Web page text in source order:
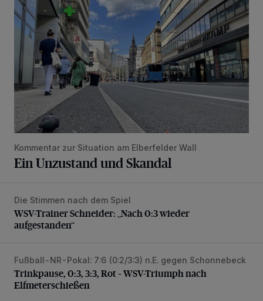
Kommentar zur Situation am Elberfelder Wall
Ein Unzustand und Skandal
WSV-Trainer Schneider: „Nach 0:3 wieder aufgestanden“
Die Stimmen nach dem Spiel
WSV-Trainer Schneider: „Nach 0:3 wieder
aufgestanden“
Trinkpause, 0:3, 3:3, Rot – WSV-Triumph nach
Fußball-NR-Pokal: 7:6 (0:2/3:3) n.E. gegen Schonnebeck
Trinkpause, 0:3, 3:3, Rot – WSV-Triumph nach
Elfmeterschießen